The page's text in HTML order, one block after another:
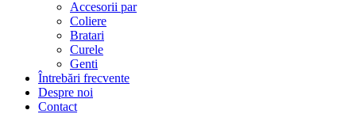
Accesorii par
Coliere
Bratari
Curele
Genti
Întrebări frecvente
Despre noi
Contact